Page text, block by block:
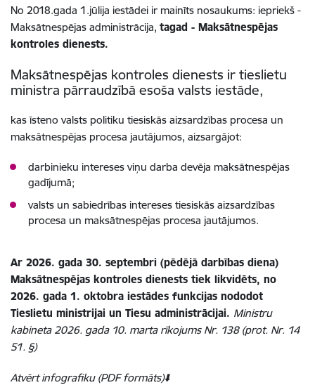
No 2018.gada 1.jūlija iestādei ir mainīts nosaukums: iepriekš -
Maksātnespējas administrācija, tagad - Maksātnespējas
kontroles dienests.
Maksātnespējas kontroles dienests ir tieslietu
ministra pārraudzībā esoša valsts iestāde,
kas īsteno valsts politiku tiesiskās aizsardzības procesa un
maksātnespējas procesa jautājumos, aizsargājot:
darbinieku intereses viņu darba devēja maksātnespējas
gadījumā;
valsts un sabiedrības intereses tiesiskās aizsardzības
procesa un maksātnespējas procesa jautājumos.
Ar 2026. gada 30. septembri (pēdējā darbības diena)
Maksātnespējas kontroles dienests tiek likvidēts, no
2026. gada 1. oktobra iestādes funkcijas nododot
Tieslietu ministrijai un Tiesu administrācijai. Ministru
kabineta 2026. gada 10. marta rīkojums Nr. 138 (prot. Nr. 14
51. §)
Atvērt infografiku (PDF formāts)⬇️